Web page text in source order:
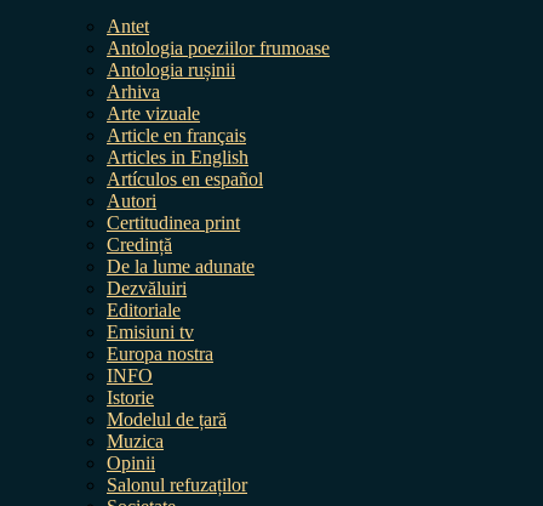
Antet
Antologia poeziilor frumoase
Antologia rușinii
Arhiva
Arte vizuale
Article en français
Articles in English
Artículos en español
Autori
Certitudinea print
Credință
De la lume adunate
Dezvăluiri
Editoriale
Emisiuni tv
Europa nostra
INFO
Istorie
Modelul de țară
Muzica
Opinii
Salonul refuzaților